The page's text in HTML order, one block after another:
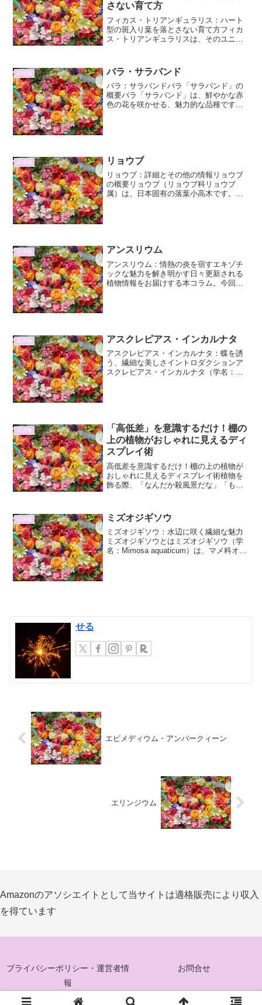
さない育て方
フィカス・トリアンギュラリス：ハート
型の斑入り葉を落とさない育て方フィカ
ス・トリアンギュラリスは、そのユニー
美しい葉を落としてしまうという悩みを
持つ方も少なくありません...
花情報 バラ・サラバンド
バラ：サラバンドバラ「サラバンド」の
概要バラ「サラバンド」は、鮮やかな赤
色の花を咲かせる、魅力的な品種です。
花情報 リョウブ
リョウブ：詳細とその他の情報リョウブ
の概要リョウブ（リョウブ科リョウブ
属）は、日本固有の落葉小高木です。古
花情報 アンスリウム
アンスリウム：情熱の炎を宿すエキゾチ
ックな魅力を解き明かす日々更新される
植物情報をお届けする本コラム。今回
花情報 アスクレピアス・インカルナタ
アスクレピアス・インカルナタ：蝶を誘
う、繊細な美しさイントロダクションア
スクレピアス・インカルナタ（学名：
花情報
「高低差」を意識するだけ！棚の
上の植物がおしゃれに見えるディ
スプレイ術
高低差を意識するだけ！棚の上の植物が
おしゃれに見えるディスプレイ術植物を
飾る際、「なんだか殺風景だな」「もっ
せんか？せっかく育てたお気に入りの植
物も、飾り方一つでその魅...
花情報 ミズオジギソウ
ミズオジギソウ：水辺に咲く繊細な魅力
ミズオジギソウとはミズオジギソウ（学
名：Mimosa aquaticum）は、マメ科オジ
せる
エピメディウム・アンバークィーン
エリンジウム
Amazonのアソシエイトとして当サイトは適格販売により収入
を得ています
プライバシーポリシー・運営者情
報
お問合せ